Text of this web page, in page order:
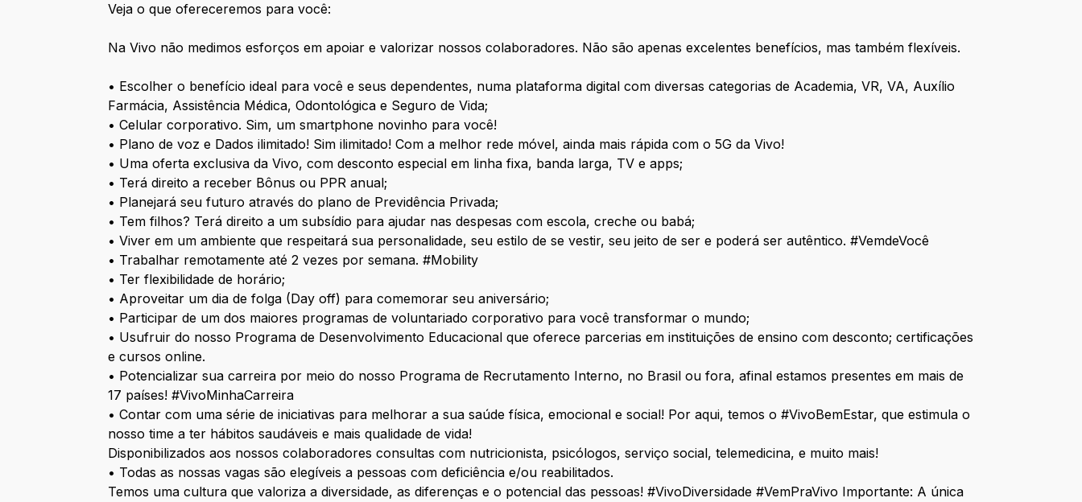
Veja o que ofereceremos para você:
Na Vivo não medimos esforços em apoiar e valorizar nossos colaboradores. Não são apenas excelentes benefícios, mas também flexíveis.
• Escolher o benefício ideal para você e seus dependentes, numa plataforma digital com diversas categorias de Academia, VR, VA, Auxílio
Farmácia, Assistência Médica, Odontológica e Seguro de Vida;
• Celular corporativo. Sim, um smartphone novinho para você!
• Plano de voz e Dados ilimitado! Sim ilimitado! Com a melhor rede móvel, ainda mais rápida com o 5G da Vivo!
• Uma oferta exclusiva da Vivo, com desconto especial em linha fixa, banda larga, TV e apps;
• Terá direito a receber Bônus ou PPR anual;
• Planejará seu futuro através do plano de Previdência Privada;
• Tem filhos? Terá direito a um subsídio para ajudar nas despesas com escola, creche ou babá;
• Viver em um ambiente que respeitará sua personalidade, seu estilo de se vestir, seu jeito de ser e poderá ser autêntico. #VemdeVocê
• Trabalhar remotamente até 2 vezes por semana. #Mobility
• Ter flexibilidade de horário;
• Aproveitar um dia de folga (Day off) para comemorar seu aniversário;
• Participar de um dos maiores programas de voluntariado corporativo para você transformar o mundo;
• Usufruir do nosso Programa de Desenvolvimento Educacional que oferece parcerias em instituições de ensino com desconto; certificações
e cursos online.
• Potencializar sua carreira por meio do nosso Programa de Recrutamento Interno, no Brasil ou fora, afinal estamos presentes em mais de
17 países! #VivoMinhaCarreira
• Contar com uma série de iniciativas para melhorar a sua saúde física, emocional e social! Por aqui, temos o #VivoBemEstar, que estimula o
nosso time a ter hábitos saudáveis e mais qualidade de vida!
Disponibilizados aos nossos colaboradores consultas com nutricionista, psicólogos, serviço social, telemedicina, e muito mais!
• Todas as nossas vagas são elegíveis a pessoas com deficiência e/ou reabilitados.
Temos uma cultura que valoriza a diversidade, as diferenças e o potencial das pessoas! #VivoDiversidade #VemPraVivo Importante: A única